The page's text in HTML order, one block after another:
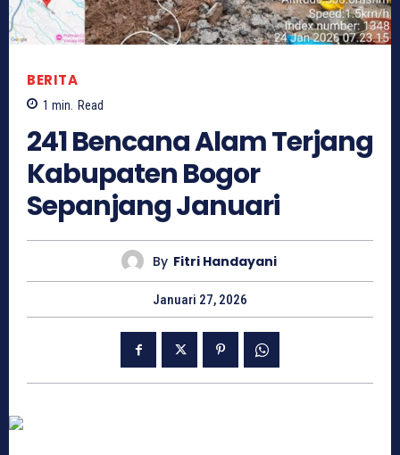
BERITA
1 min. Read
241 Bencana Alam Terjang
Kabupaten Bogor
Sepanjang Januari
By Fitri Handayani
Januari 27, 2026